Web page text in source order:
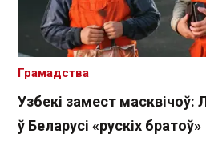
Узбекі замест масквічоў:
ў Беларусі «рускіх братоў»
Грамадства